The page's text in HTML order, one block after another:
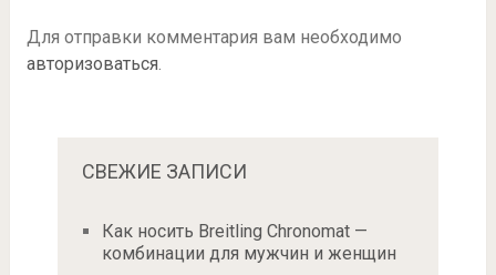
Для отправки комментария вам необходимо
авторизоваться.
СВЕЖИЕ ЗАПИСИ
Как носить Breitling Chronomat —
комбинации для мужчин и женщин